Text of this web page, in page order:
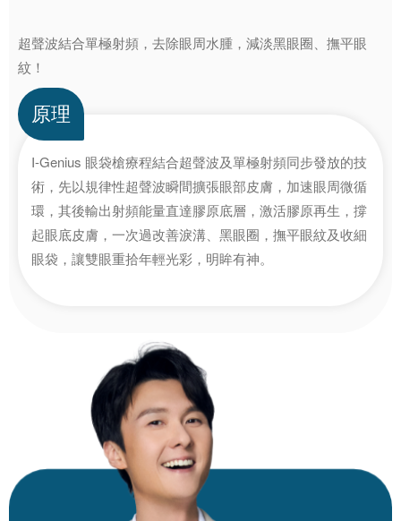
超聲波結合單極射頻，去除眼周水腫，減淡黑眼圈、撫平眼
紋！
原理
I-Genius 眼袋槍療程結合超聲波及單極射頻同步發放的技
術，先以規律性超聲波瞬間擴張眼部皮膚，加速眼周微循
環，其後輸出射頻能量直達膠原底層，激活膠原再生，撐
起眼底皮膚，一次過改善淚溝、黑眼圈，撫平眼紋及收細
眼袋，讓雙眼重拾年輕光彩，明眸有神。